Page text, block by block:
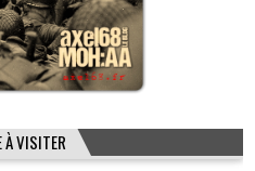
À VISITER